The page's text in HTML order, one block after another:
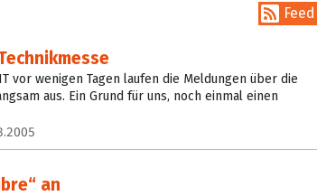
Feed
vor wenigen Tagen laufen die Meldungen über die
aus. Ein Grund für uns, noch einmal einen
an